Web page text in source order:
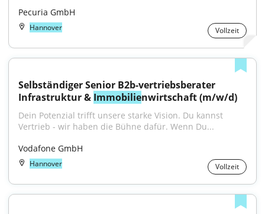
Pecuria GmbH
Hannover Vollzeit
Selbständiger Senior B2b-vertriebsberater
Infrastruktur & Immobilienwirtschaft (m/w/d)
Dein Potenzial trifft unsere starke Vision. Du kannst
Vertrieb - wir haben die Bühne dafür. Wenn Du...
Vodafone GmbH
Hannover Vollzeit